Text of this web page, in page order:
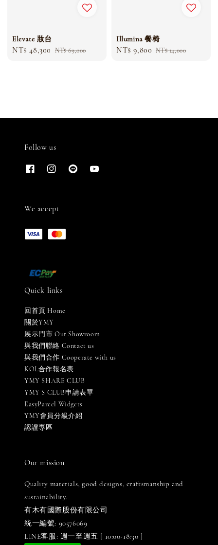
Elevate 妝台
Sale
NT$ 48,300 Regular
NT$ 69,000
Illumina 餐椅
Sale
NT$ 9,800 Regular
NT$ 14,000
Follow us
We accept
Quick links
回首頁 Home
關於YMY
展示門市 Our Showroom
與我們聯絡 Contact us
與我們合作 Cooperate with us
KOL合作報名表
YMY SHARE CLUB
YMY S CLUB申請表單
EasyParcel Widgets
YMY會員分級介紹
認證專區
Our mission
Quality materials, good designs, craftsmanship and
sustainability.
有木有國際股份有限公司
統一編號: 90576069
LINE客服: 週一至週五 [ 10:00-18:30 ]